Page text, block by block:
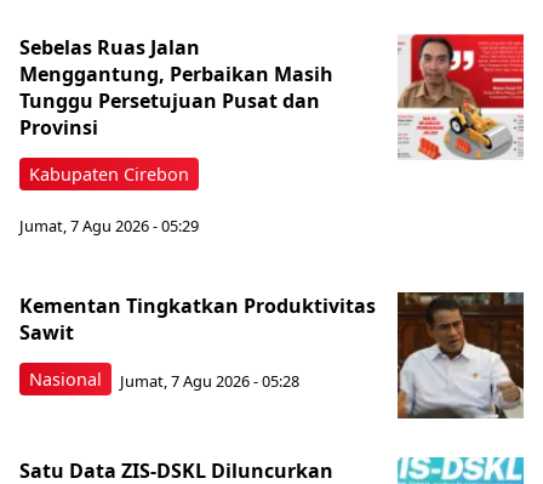
Kabupaten Cirebon
Sebelas Ruas Jalan
Menggantung, Perbaikan Masih
Tunggu Persetujuan Pusat dan
Provinsi
Jumat, 7 Agu 2026 - 05:29
Nasional
Kementan Tingkatkan Produktivitas
Sawit
Jumat, 7 Agu 2026 - 05:28
Satu Data ZIS-DSKL Diluncurkan